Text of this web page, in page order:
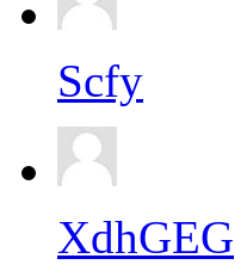
Scfy
XdhGEG